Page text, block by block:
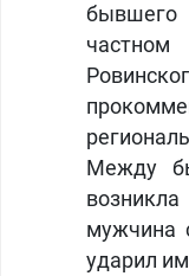
бывшего
Между
мужчина
ударил